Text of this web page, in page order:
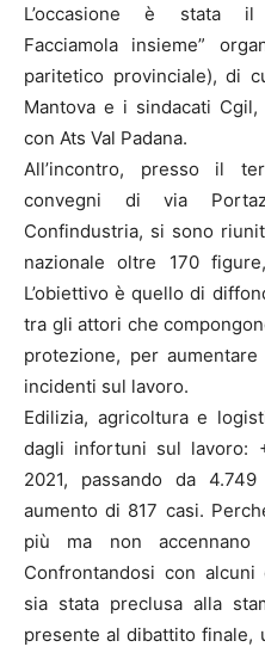
L’occasione è stata il
Facciamola insieme”
paritetico provinciale), di
Mantova e i sindacati
con Ats Val Padana.
All’incontro, presso il
convegni di via
Confindustria, si sono
nazionale oltre 170
L’obiettivo è quello di
tra gli attori che
protezione, per
incidenti sul lavoro.
Edilizia, agricoltura e
dagli infortuni sul lavoro:
2021, passando da
aumento di 817 casi.
più ma non
Confrontandosi con
sia stata preclusa alla
presente al dibattito finale,